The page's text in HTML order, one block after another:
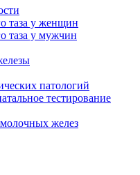
таза у женщин
таза у мужчин
патологий
тестирование
желез